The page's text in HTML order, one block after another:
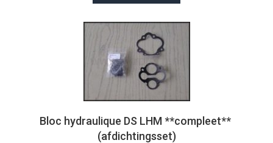
Bloc hydraulique DS LHM **compleet**
(afdichtingsset)